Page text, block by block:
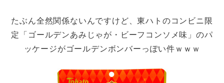
たぶん全然関係ないんですけど、東ハトのコンビニ限
定「ゴールデンあみじゃが・ビーフコンソメ味」のパ
ッケージがゴールデンボンバーっぽい件ｗｗｗ